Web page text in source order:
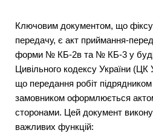
Ключовим документом, що
передачу, є акт приймання-
форми № КБ-2в та № КБ-3 у
Цивільного кодексу України (ЦК
що передання робіт підрядником
замовником оформлюється
сторонами. Цей документ
важливих функцій: